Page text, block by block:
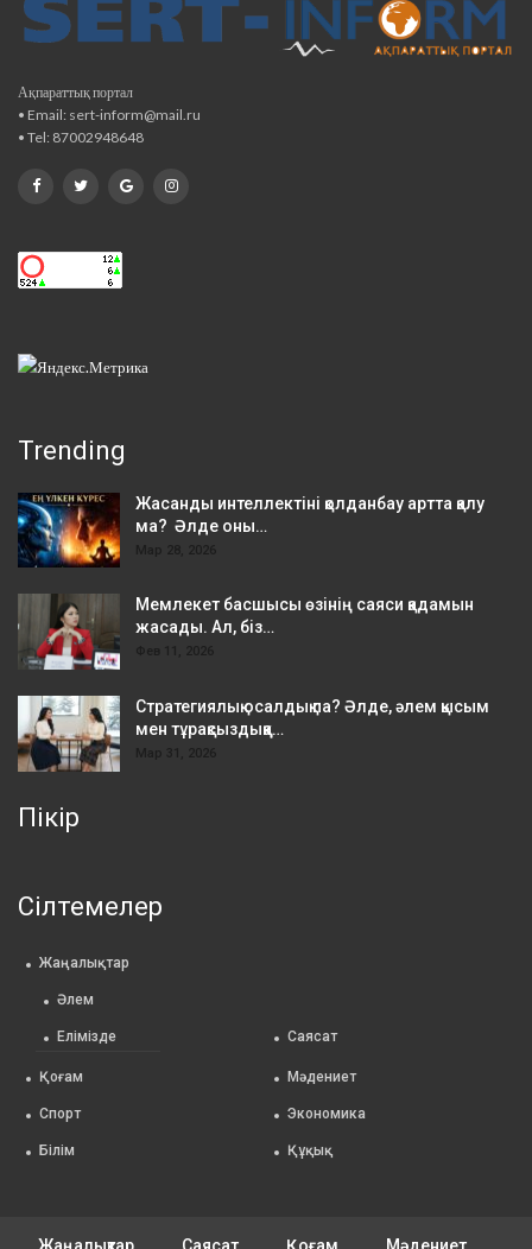
Ақпараттық портал
• Email: sert-inform@mail.ru
• Tel: 87002948648
Trending
Жасанды интеллектіні қолданбау артта қалу
ма? Әлде оны…
Мар 28, 2026
Мемлекет басшысы өзінің саяси қадамын
жасады. Ал, біз…
Фев 11, 2026
Стратегиялық осалдық па? Әлде, әлем қысым
мен тұрақсыздыққа…
Мар 31, 2026
Пікір
Сілтемелер
Жаңалықтар
Әлем
Елімізде Саясат
Қоғам Мәдениет
Спорт Экономика
Білім Құқық